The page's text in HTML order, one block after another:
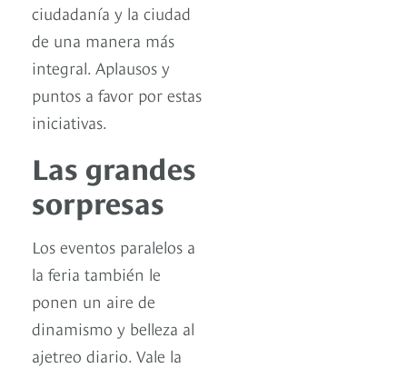
ciudadanía y la ciudad
de una manera más
integral. Aplausos y
puntos a favor por estas
iniciativas.
Las grandes
sorpresas
Los eventos paralelos a
la feria también le
ponen un aire de
dinamismo y belleza al
ajetreo diario. Vale la